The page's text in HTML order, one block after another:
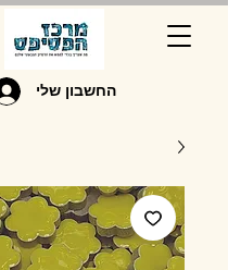
החשבון שלי